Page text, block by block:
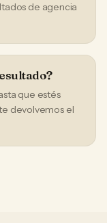
de agencia
que estés
devolvemos el